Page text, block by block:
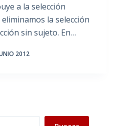
a la selección
la selección
sin sujeto. En…
2012